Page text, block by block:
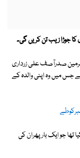
کا جوڑا زیب تن کریں گی۔
صدرآصف علی زرداری
جس میں وہ اپنی والدہ کے
تھا جو ایک بارپھران کی